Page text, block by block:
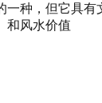
一种，但它具有
和风水价值